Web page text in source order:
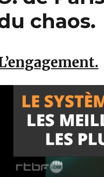
chaos.